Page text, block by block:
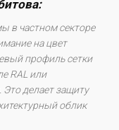
в частном секторе
на цвет
профиль сетки
RAL или
делает защиту
облик